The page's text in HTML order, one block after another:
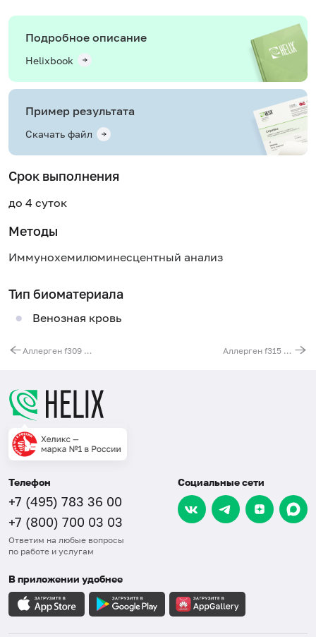
Подробное описание
Helixbook
Пример результата
Скачать файл
Срок выполнения
до 4 суток
Методы
Иммунохемилюминесцентный анализ
Тип биоматериала
Венозная кровь
Аллерген f309 - нут (турецкий горох), IgG Аллерген f315 - фасоль зеленая, IgG
Телефон
+7 (495) 783 36 00
+7 (800) 700 03 03
Ответим на любые вопросы
по работе и услугам
Социальные сети
В приложении удобнее